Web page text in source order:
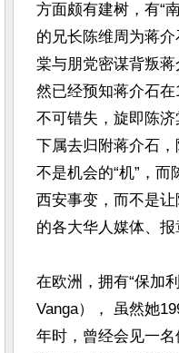
方面颇有建树，有“
的兄长陈维周为蒋
棠与朋党密谋背叛
然已经预知蒋介石
不可错失，旋即陈
下属去归附蒋介石，
不是机会的“机”，
西安事变，而不是
的各大华人媒体、报
在欧洲，拥有“保加
Vanga）， 虽然她
年时，曾经会见一